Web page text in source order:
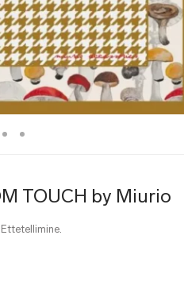
TOUCH by Miurio
Ettetellimine.